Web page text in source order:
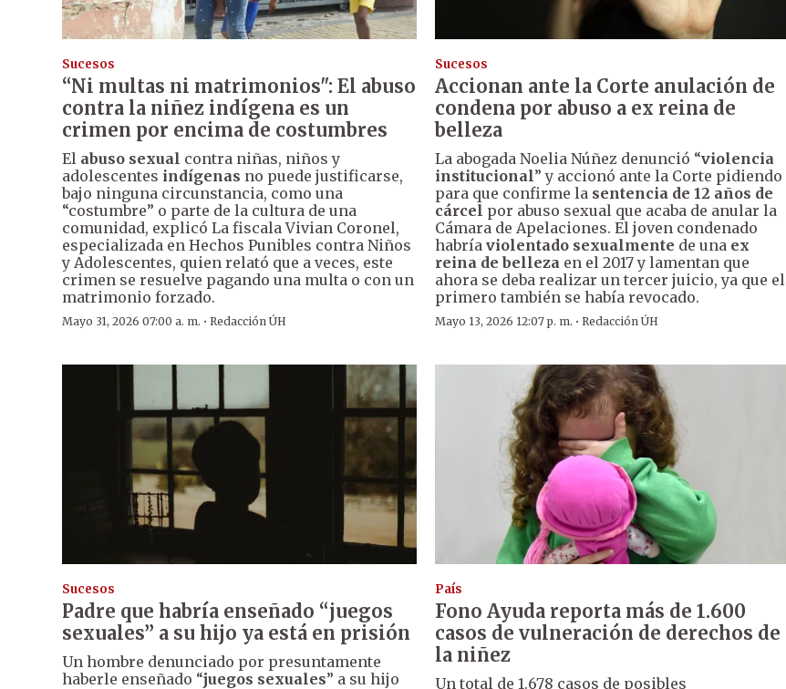
Sucesos
“Ni multas ni matrimonios": El abuso
contra la niñez indígena es un
crimen por encima de costumbres
El abuso sexual contra niñas, niños y
adolescentes indígenas no puede justificarse,
bajo ninguna circunstancia, como una
“costumbre” o parte de la cultura de una
comunidad, explicó La fiscala Vivian Coronel,
especializada en Hechos Punibles contra Niños
y Adolescentes, quien relató que a veces, este
crimen se resuelve pagando una multa o con un
matrimonio forzado.
Mayo 31, 2026 07:00 a. m. · Redacción ÚH
Sucesos
Accionan ante la Corte anulación de
condena por abuso a ex reina de
belleza
La abogada Noelia Núñez denunció “violencia
institucional” y accionó ante la Corte pidiendo
para que confirme la sentencia de 12 años de
cárcel por abuso sexual que acaba de anular la
Cámara de Apelaciones. El joven condenado
habríaviolentado sexualmente de una ex
reina de belleza en el 2017 y lamentan que
ahora se deba realizar un tercer juicio, ya que el
primero también se había revocado.
Mayo 13, 2026 12:07 p. m. ·Redacción ÚH
Sucesos
Padre que habría enseñado “juegos
sexuales” a su hijo ya está en prisión
Un hombre denunciado por presuntamente
haberle enseñado “juegos sexuales” a su hijo
País
Fono Ayuda reporta más de 1.600
casos de vulneración de derechos de
la niñez
Un total de 1.678 casos de posibles